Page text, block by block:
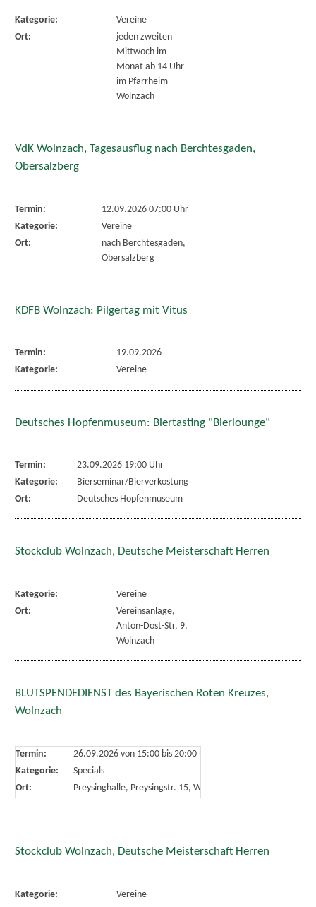
Kategorie:
Vereine
Ort:
jeden zweiten
Mittwoch im
Monat ab 14 Uhr
im Pfarrheim
Wolnzach
VdK Wolnzach, Tagesausflug nach Berchtesgaden,
Obersalzberg
Termin:
12.09.2026 07:00 Uhr
Kategorie:
Vereine
Ort:
nach Berchtesgaden,
Obersalzberg
KDFB Wolnzach: Pilgertag mit Vitus
Termin:
19.09.2026
Kategorie:
Vereine
Deutsches Hopfenmuseum: Biertasting "Bierlounge"
Termin:
23.09.2026 19:00 Uhr
Kategorie:
Bierseminar/Bierverkostung
Ort:
Deutsches Hopfenmuseum
Stockclub Wolnzach, Deutsche Meisterschaft Herren
Kategorie:
Vereine
Ort:
Vereinsanlage,
Anton-Dost-Str. 9,
Wolnzach
BLUTSPENDEDIENST des Bayerischen Roten Kreuzes,
Wolnzach
Termin: 26.09.2026 von 15:00bis 20:00 Uhr
Kategorie:
Specials
Ort:
Preysinghalle, Preysingstr. 15, Wolnzach
Stockclub Wolnzach, Deutsche Meisterschaft Herren
Kategorie:
Vereine